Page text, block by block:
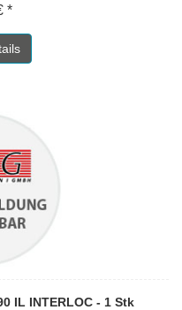
*
IL INTERLOC - 1 Stk